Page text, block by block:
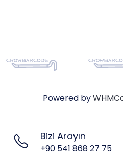
Powered by
Bizi Arayın
+90 541 868 27 75